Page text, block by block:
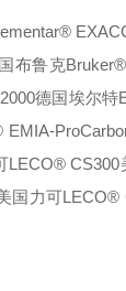
布鲁克
德国埃尔特
LECO® CS300
国力可LECO®